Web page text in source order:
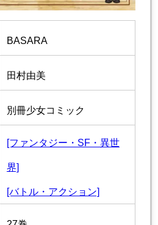
BASARA
田村由美
別冊少女コミック
[ファンタジー・SF・異世
界]
[バトル・アクション]